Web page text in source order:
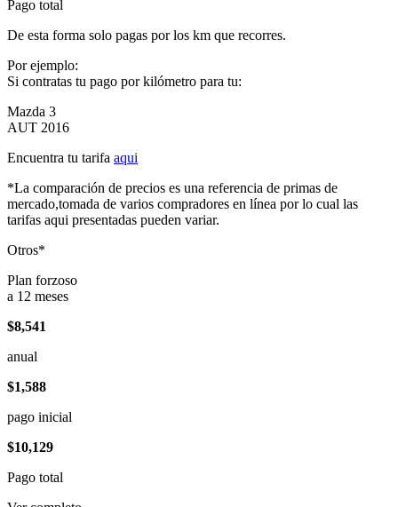
Pago total
De esta forma solo pagas por los km que recorres.
Por ejemplo:
Si contratas tu pago por kilómetro para tu:
Mazda 3
AUT 2016
Encuentra tu tarifa aqui
*La comparación de precios es una referencia de primas de
mercado,tomada de varios compradores en línea por lo cual las
tarifas aqui presentadas pueden variar.
Otros*
Plan forzoso
a 12 meses
$8,541
anual
$1,588
pago inicial
$10,129
Pago total